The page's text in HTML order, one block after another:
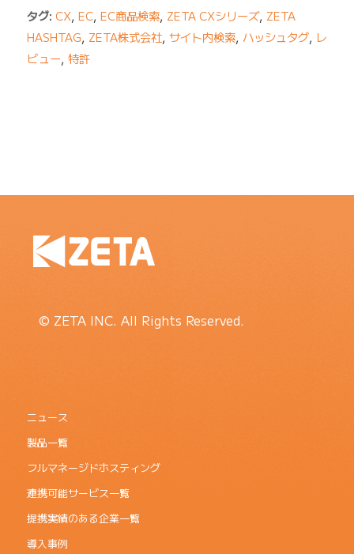
タグ: CX, EC, EC商品検索, ZETA CXシリーズ, ZETA
HASHTAG, ZETA株式会社, サイト内検索, ハッシュタグ, レ
ビュー, 特許
© ZETA INC. All Rights Reserved.
ニュース
製品一覧
フルマネージドホスティング
連携可能サービス一覧
提携実績のある企業一覧
導入事例